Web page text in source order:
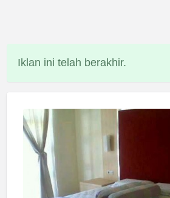
Iklan ini telah berakhir.